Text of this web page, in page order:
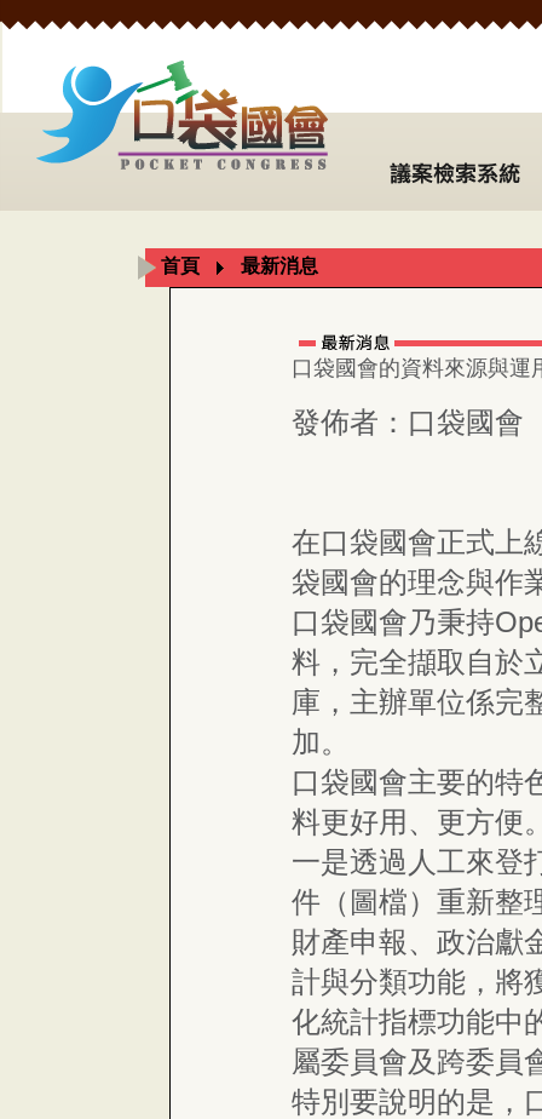
首頁 最新消息
口袋國會的資料來源與運
發佈者：口袋國會
在口袋國會正式上
袋國會的理念與作
口袋國會乃秉持
料，完全擷取自於
庫，主辦單位係完
加。
口袋國會主要的特
料更好用、更方便
一是透過人工來登
件（圖檔）重新整
財產申報、政治獻
計與分類功能，將
化統計指標功能中
屬委員會及跨委員
特別要說明的是，